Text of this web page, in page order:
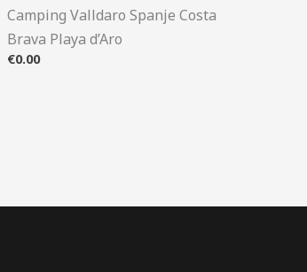
Camping Valldaro Spanje Costa
Brava Playa d’Aro
€0.00